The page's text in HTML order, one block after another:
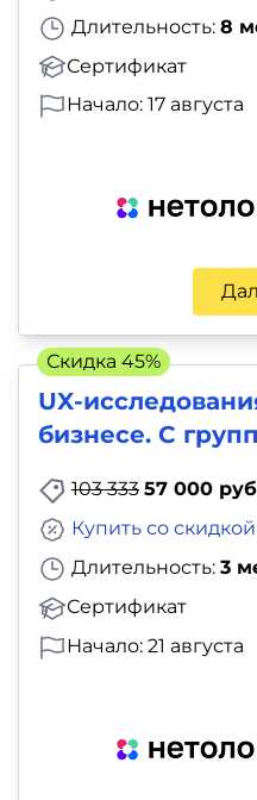
Длительность: 8
Сертификат
Начало: 17 августа
UX-
бизнесе. С
103 333 57 000
Длительность: 3
Сертификат
Купить со скидкой
Начало: 21 августа
Скидка 45%